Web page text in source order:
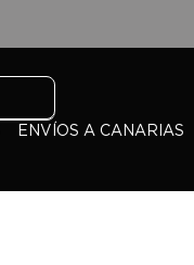
ENVÍOS A CANARIAS